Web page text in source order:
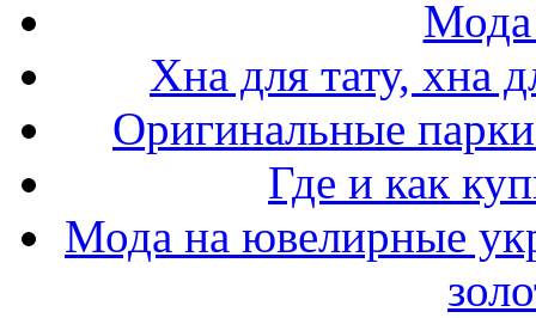
Мода
Хна для тату, хна
Оригинальные
Где и как
Мода на ювелирные